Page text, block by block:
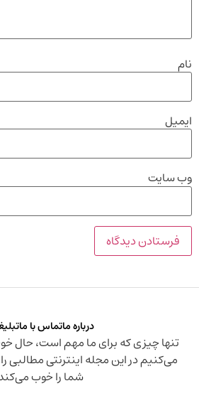
نام
ایمیل
وب‌ سایت
درباره ماتماس با ما
تنها چیزی که برای ما مهم است،
می‌کنیم در این مجله اینترنتی مطالبی
شما را خوب